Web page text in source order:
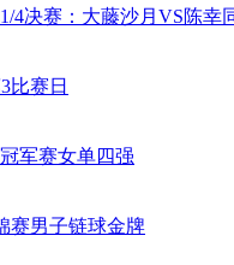
4决赛：大藤沙月VS陈幸
比赛日
军赛女单四强
赛男子链球金牌